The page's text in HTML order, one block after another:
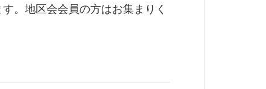
。地区会会員の方はお集まりく